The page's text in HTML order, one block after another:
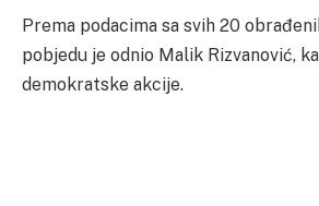
Prema podacima sa svih 20
pobjedu je odnio Malik Rizvanović,
demokratske akcije.